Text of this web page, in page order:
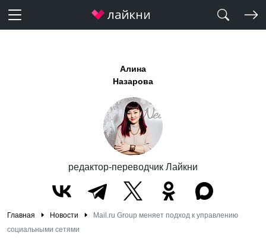
Алина
Назарова
редактор-переводчик Лайкни
Главная Новости
Mail.ru Group меняет подход к управлению
социальными сетями